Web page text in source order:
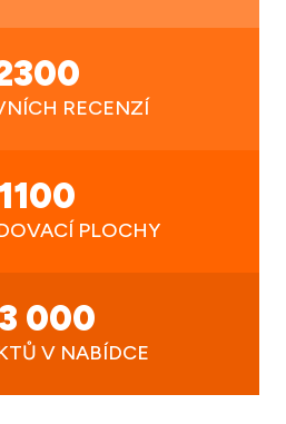
RECENZÍ
1100
PLOCHY
000
V NABÍDCE